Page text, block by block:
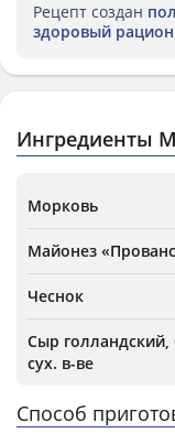
Рецепт создан
здоровый рацион
Ингредиенты
Морковь
Майонез
Чеснок
Сыр
сух. в-ве
Способ